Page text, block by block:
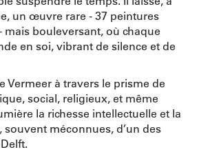
un œuvre rare - 37 peintures
mais bouleversant, où chaque
en soi, vibrant de silence et de
Vermeer à travers le prisme de
social, religieux, et même
la richesse intellectuelle et la
méconnues, d’un des